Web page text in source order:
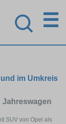
☰
im Umkreis
Jahreswagen
SUV von Opel als